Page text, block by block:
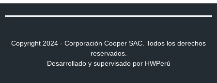
Copyright 2024 - Corporación Cooper SAC. Todos los derechos
reservados.
Desarrollado y supervisado por HWPerú